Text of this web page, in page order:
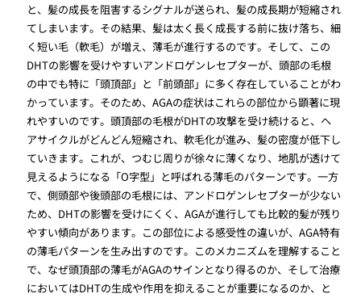
と、髪の成長を阻害するシグナルが送られ、髪の成長期が短縮され
てしまいます。その結果、髪は太く長く成長する前に抜け落ち、細
く短い毛（軟毛）が増え、薄毛が進行するのです。そして、この
DHTの影響を受けやすいアンドロゲンレセプターが、頭部の毛根
の中でも特に「頭頂部」と「前頭部」に多く存在していることがわ
かっています。そのため、AGAの症状はこれらの部位から顕著に現
れやすいのです。頭頂部の毛根がDHTの攻撃を受け続けると、ヘ
アサイクルがどんどん短縮され、軟毛化が進み、髪の密度が低下し
ていきます。これが、つむじ周りが徐々に薄くなり、地肌が透けて
見えるようになる「O字型」と呼ばれる薄毛のパターンです。一方
で、側頭部や後頭部の毛根には、アンドロゲンレセプターが少ない
ため、DHTの影響を受けにくく、AGAが進行しても比較的髪が残り
やすい傾向があります。この部位による感受性の違いが、AGA特有
の薄毛パターンを生み出すのです。このメカニズムを理解すること
で、なぜ頭頂部の薄毛がAGAのサインとなり得るのか、そして治療
においてはDHTの生成や作用を抑えることが重要になるのか、と